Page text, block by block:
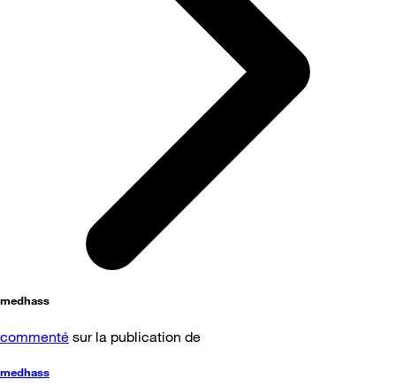
medhass
commenté sur la publication de
medhass